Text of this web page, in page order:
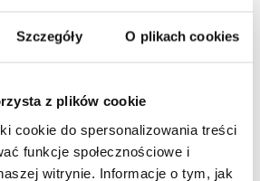
Szczegóły O plikach cookies
z plików cookie
cookie do spersonalizowania treści
funkcje społecznościowe i
witrynie. Informacje o tym, jak
pacjenta oraz odpowiedzi klinicznej
ważne jest monitorowanie wagi i
ten lek. Metylofenidat
Lekarz prowadzący kontroluje te
raz na pół roku. Dorośli pacjenci
badania kontrolne serca. W
niepokojących objawów takich jak